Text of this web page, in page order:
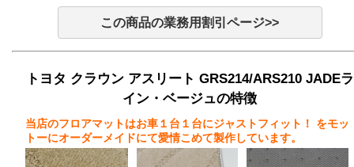
この商品の業務用割引ページ>>
トヨタ クラウン アスリート GRS214/ARS210 JADEラ
イン・ベージュの特徴
当店のフロアマットはお車１台１台にジャストフィット！
をモッ
トーにオーダーメイドにて愛情こめて製作しています。